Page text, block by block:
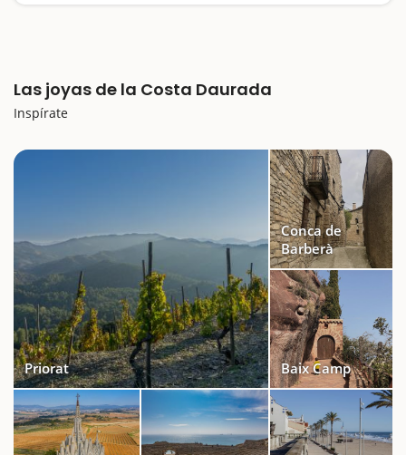
Las joyas de la Costa Daurada
Inspírate
Priorat
Conca de
Barberà
Baix Camp